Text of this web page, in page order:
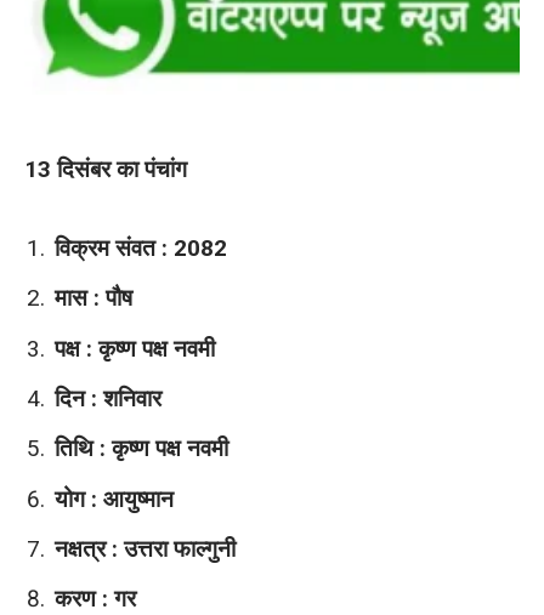
13 दिसंबर का पंचांग
विक्रम संवत : 2082
मास : पौष
पक्ष : कृष्ण पक्ष नवमी
दिन : शनिवार
तिथि : कृष्ण पक्ष नवमी
योग : आयुष्मान
नक्षत्र : उत्तरा फाल्गुनी
करण : गर